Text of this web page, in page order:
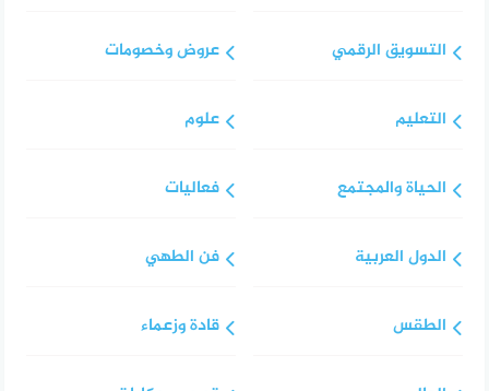
التسويق الرقمي
التعليم
الحياة والمجتمع
الدول العربية
الطقس
عروض وخصومات
علوم
فعاليات
فن الطهي
قادة وزعماء